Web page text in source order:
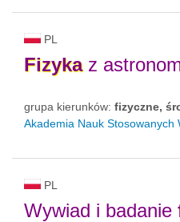
PL
Fizykaz
grupa kierunków: fizyczne,
Akademia Nauk Stosowanych
PL
Wywiad i badanie